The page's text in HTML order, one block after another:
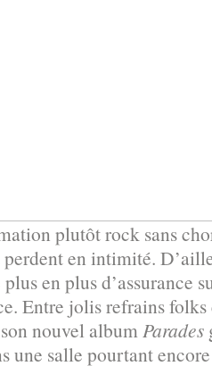
plutôt rock sans
perdent en intimité.
en plus d’assurance
Entre jolis refrains
nouvel albumParades
une salle pourtant